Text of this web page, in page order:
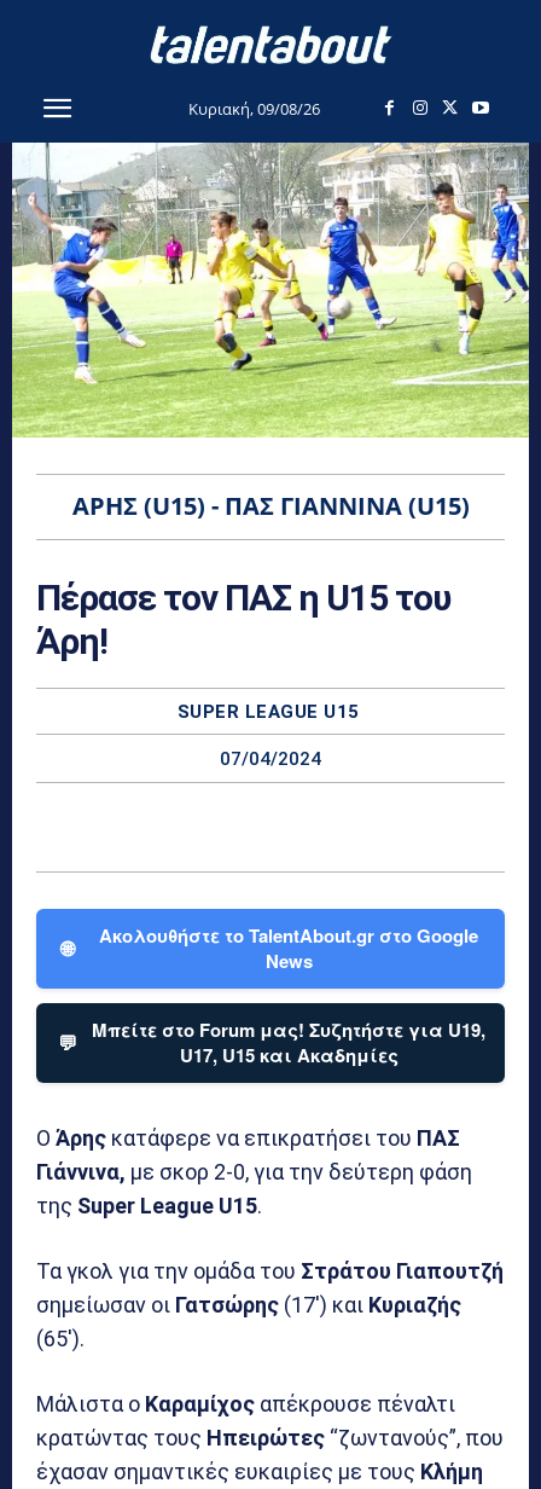
Κυριακή, 09/08/26
ΆΡΗΣ (U15) - ΠΑΣ ΓΙΆΝΝΙΝΑ (U15)
Πέρασε τον ΠΑΣ η U15 του
Άρη!
SUPER LEAGUE U15
07/04/2024
🌐
Ακολουθήστε το TalentAbout.gr στο Google
News
💬
Μπείτε στο Forum μας! Συζητήστε για U19,
U17, U15 και Ακαδημίες
Ο Άρης κατάφερε να επικρατήσει του ΠΑΣ
Γιάννινα, με σκορ 2-0, για την δεύτερη φάση
της Super League U15.
Τα γκολ για την ομάδα του Στράτου Γιαπουτζή
σημείωσαν οι Γατσώρης (17′) και Κυριαζής
(65′).
Μάλιστα ο Καραμίχος απέκρουσε πέναλτι
κρατώντας τους Ηπειρώτες “ζωντανούς”, που
έχασαν σημαντικές ευκαιρίες με τους Κλήμη